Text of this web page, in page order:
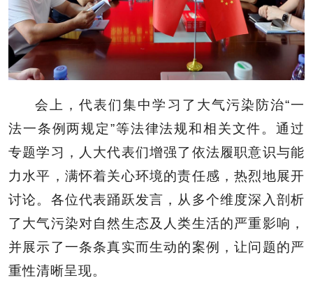
会上，代表们集中学习了大气污染防治“一
法一条例两规定”等法律法规和相关文件。通过
专题学习，人大代表们增强了依法履职意识与能
力水平，满怀着关心环境的责任感，热烈地展开
讨论。各位代表踊跃发言，从多个维度深入剖析
了大气污染对自然生态及人类生活的严重影响，
并展示了一条条真实而生动的案例，让问题的严
重性清晰呈现。